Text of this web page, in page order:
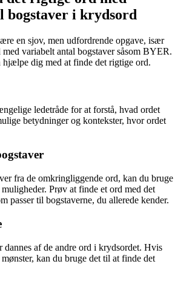
bogstaver i krydsord
en sjov, men udfordrende opgave, især
variabelt antal bogstaver såsom BYER.
hjælpe dig med at finde det rigtige ord.
ledetråde for at forstå, hvad ordet
betydninger og kontekster, hvor ordet
fra de omkringliggende ord, kan du bruge
Prøv at finde et ord med det
passer til bogstaverne, du allerede kender.
dannes af de andre ord i krydsordet. Hvis
kan du bruge det til at finde det